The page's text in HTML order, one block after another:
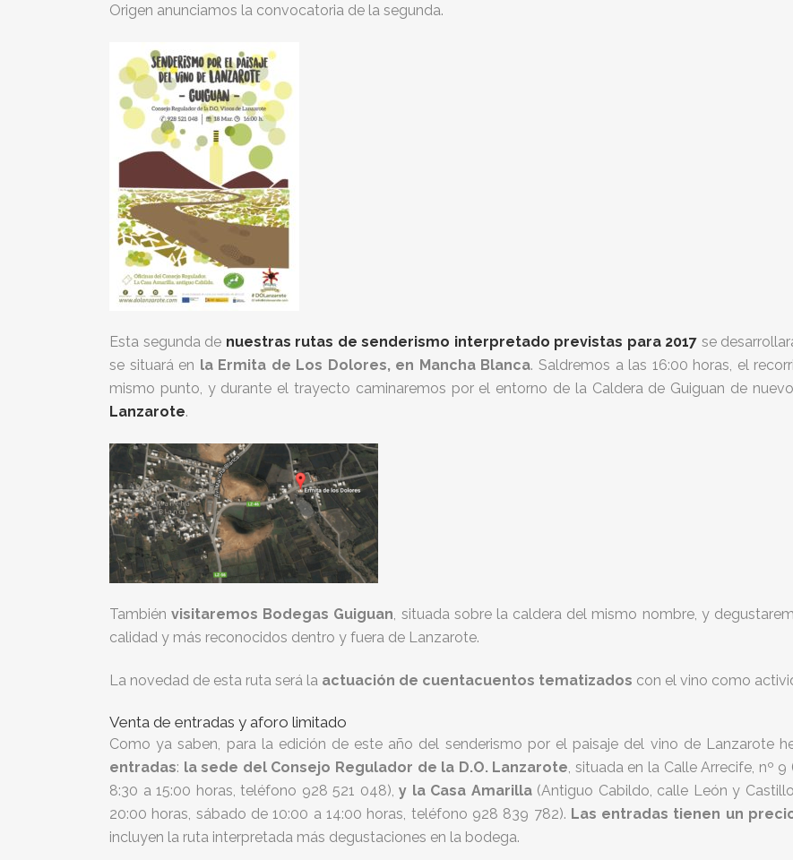
Origen anunciamos la convocatoria de la segunda.
Esta segunda de nuestras rutas de senderismo interpretado previstas para 2017 se
se situará en la Ermita de Los Dolores, en Mancha Blanca. Saldremos a las 16:00 horas, el
mismo punto, y durante el trayecto caminaremos por el entorno de la Caldera de Guiguan de
Lanzarote.
Tambiénvisitaremos Bodegas Guiguan, situada sobre la caldera del mismo nombre, y
calidad y más reconocidos dentro y fuera de Lanzarote.
La novedad de esta ruta será la actuación de cuentacuentos tematizados con el vino como
Venta de entradas y aforo limitado
Como ya saben, para la edición de este año del senderismo por el paisaje del vino de Lanzarote
entradas: la sede del Consejo Regulador de la D.O. Lanzarote, situada en la Calle Arrecife, nº
8:30 a 15:00 horas, teléfono 928 521 048),y la Casa Amarilla(Antiguo Cabildo, calle León y
20:00 horas, sábado de 10:00 a 14:00 horas, teléfono 928 839 782). Las entradas tienen un
incluyen la ruta interpretada más degustaciones en la bodega.